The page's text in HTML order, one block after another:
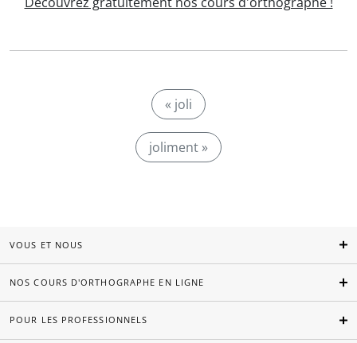
« joli
joliment »
VOUS ET NOUS
NOS COURS D'ORTHOGRAPHE EN LIGNE
POUR LES PROFESSIONNELS